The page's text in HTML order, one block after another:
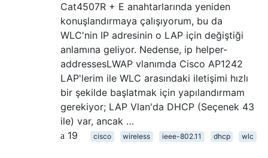
Cat4507R + E anahtarlarında yeniden
konuşlandırmaya çalışıyorum, bu da
WLC'nin IP adresinin o LAP için değiştiği
anlamına geliyor. Nedense, ip helper-
addressesLWAP vlanımda Cisco AP1242
LAP'lerim ile WLC arasındaki iletişimi hızlı
bir şekilde başlatmak için yapılandırmam
gerekiyor; LAP Vlan'da DHCP (Seçenek 43
ile) var, ancak …
19
cisco wireless ieee-802.11 dhcp wlc